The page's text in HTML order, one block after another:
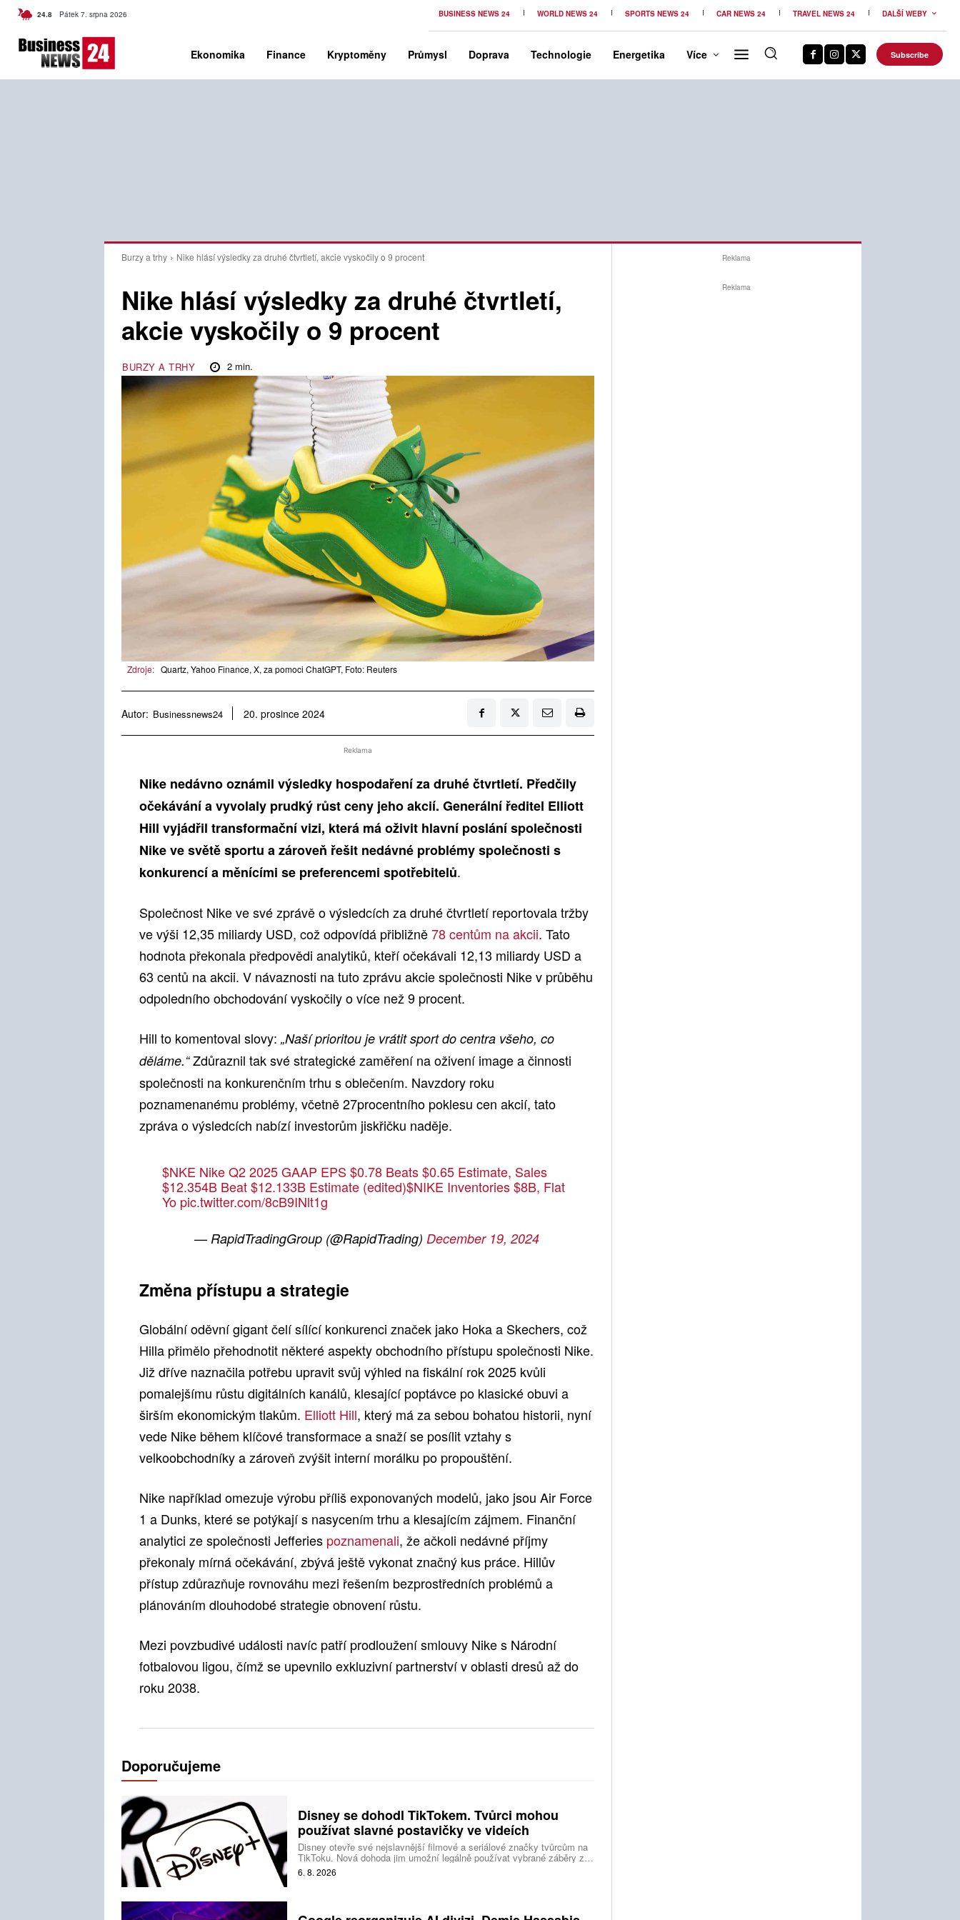
24.8 C Czech
Pátek 7. srpna 2026 BUSINESS NEWS 24 WORLD NEWS 24 SPORTS NEWS 24 CAR NEWS 24 TRAVEL NEWS 24 DALŠÍ WEBY
Ekonomika Finance Kryptoměny Průmysl Doprava Technologie Energetika Více Subscribe
Burzy a trhy Nike hlásí výsledky za druhé čtvrtletí, akcie vyskočily o 9 procent
Nike hlásí výsledky za druhé čtvrtletí,
akcie vyskočily o 9 procent
BURZY A TRHY 2 min.
Zdroje: Quartz, Yahoo Finance, X, za pomoci ChatGPT, Foto: Reuters
Autor: Businessnews24 20. prosince 2024
Reklama
Nike nedávno oznámil výsledky hospodaření za druhé čtvrtletí. Předčily
očekávání a vyvolaly prudký růst ceny jeho akcií. Generální ředitel Elliott
Hill vyjádřil transformační vizi, která má oživit hlavní poslání společnosti
Nike ve světě sportu a zároveň řešit nedávné problémy společnosti s
konkurencí a měnícími se preferencemi spotřebitelů.
Společnost Nike ve své zprávě o výsledcích za druhé čtvrtletí reportovala tržby
ve výši 12,35 miliardy USD, což odpovídá přibližně78 centům na akcii. Tato
hodnota překonala předpovědi analytiků, kteří očekávali 12,13 miliardy USD a
63 centů na akcii. V návaznosti na tuto zprávu akcie společnosti Nike v průběhu
odpoledního obchodování vyskočily o více než 9 procent.
Hill to komentoval slovy: „Naší prioritou je vrátit sport do centra všeho, co
děláme.“Zdůraznil tak své strategické zaměření na oživení image a činnosti
společnosti na konkurenčním trhu s oblečením. Navzdory roku
poznamenanému problémy, včetně 27procentního poklesu cen akcií, tato
zpráva o výsledcích nabízí investorům jiskřičku naděje.
$NKE Nike Q2 2025 GAAP EPS $0.78 Beats $0.65 Estimate, Sales
$12.354B Beat $12.133B Estimate (edited)$NIKE Inventories $8B, Flat
Yo pic.twitter.com/8cB9INlt1g
— RapidTradingGroup (@RapidTrading)December 19, 2024
Změna přístupu a strategie
Globální oděvní gigant čelí sílící konkurenci značek jako Hoka a Skechers, což
Hilla přimělo přehodnotit některé aspekty obchodního přístupu společnosti Nike.
Již dříve naznačila potřebu upravit svůj výhled na fiskální rok 2025 kvůli
pomalejšímu růstu digitálních kanálů, klesající poptávce po klasické obuvi a
širším ekonomickým tlakům. Elliott Hill, který má za sebou bohatou historii, nyní
vede Nike během klíčové transformace a snaží se posílit vztahy s
velkoobchodníky a zároveň zvýšit interní morálku po propouštění.
Nike například omezuje výrobu příliš exponovaných modelů, jako jsou Air Force
1 a Dunks, které se potýkají s nasycením trhu a klesajícím zájmem. Finanční
analytici ze společnosti Jefferies poznamenali, že ačkoli nedávné příjmy
překonaly mírná očekávání, zbývá ještě vykonat značný kus práce. Hillův
přístup zdůrazňuje rovnováhu mezi řešením bezprostředních problémů a
plánováním dlouhodobé strategie obnovení růstu.
Mezi povzbudivé události navíc patří prodloužení smlouvy Nike s Národní
fotbalovou ligou, čímž se upevnilo exkluzivní partnerství v oblasti dresů až do
roku 2038.
Doporučujeme
Disney se dohodl TikTokem. Tvůrci mohou
používat slavné postavičky ve videích
Disney otevře své nejslavnější filmové a seriálové značky tvůrcům na
TikToku. Nová dohoda jim umožní legálně používat vybrané záběry z
produkce studia a sdílet vlastní videa také na platformě Disney Verts.
6. 8. 2026
Reklama
Reklama